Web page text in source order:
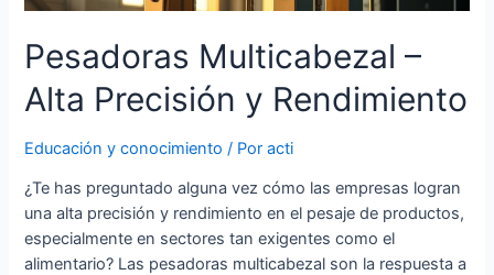
Pesadoras Multicabezal –
Alta Precisión y Rendimiento
Educación y conocimiento / Poracti
¿Te has preguntado alguna vez cómo las empresas logran
una alta precisión y rendimiento en el pesaje de productos,
especialmente en sectores tan exigentes como el
alimentario? Las pesadoras multicabezal son la respuesta a